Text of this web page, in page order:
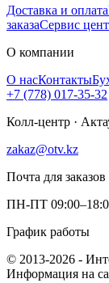
Доставка и оплата
заказаСервис
О компании
О насКонтакты
+7 (778) 017-35-32
Колл-центр ·
zakaz@otv.kz
Почта для заказов
ПН-ПТ
График работы
© 2013-2026 -
Информация на